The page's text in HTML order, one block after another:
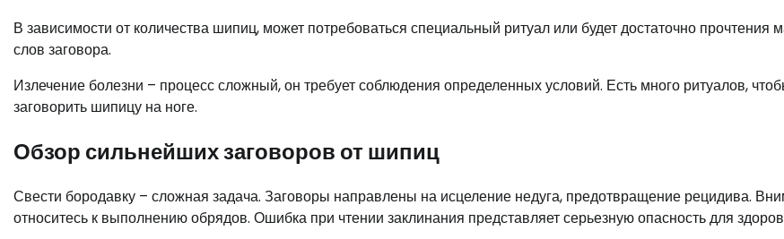
В зависимости от количества шипиц, может потребоваться специальный ритуал или будет достаточно прочтения
слов заговора.
Излечение болезни – процесс сложный, он требует соблюдения определенных условий. Есть много ритуалов,
заговорить шипицу на ноге.
Обзор сильнейших заговоров от шипиц
Свести бородавку – сложная задача. Заговоры направлены на исцеление недуга, предотвращение рецидива.
относитесь к выполнению обрядов. Ошибка при чтении заклинания представляет серьезную опасность для